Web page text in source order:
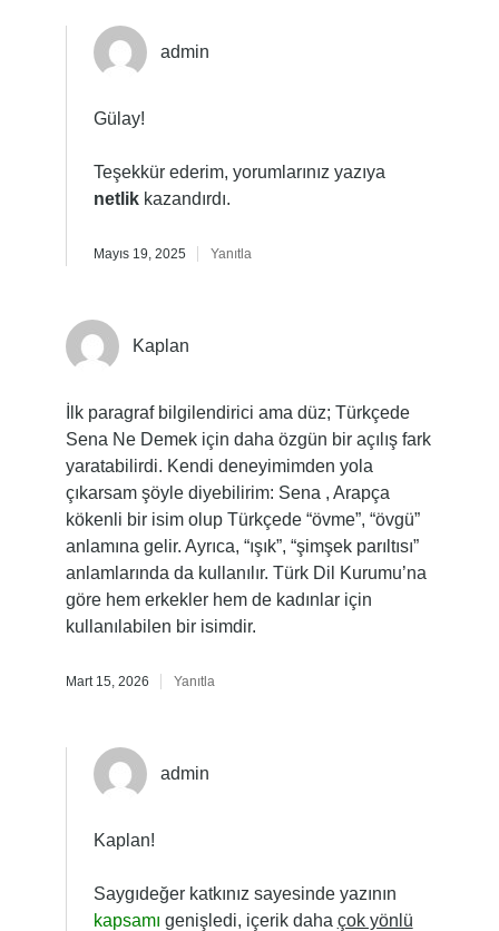
admin
Gülay!
Teşekkür ederim, yorumlarınız yazıya
netlikkazandırdı.
Mayıs 19, 2025 Yanıtla
Kaplan
İlk paragraf bilgilendirici ama düz; Türkçede
Sena Ne Demek için daha özgün bir açılış fark
yaratabilirdi. Kendi deneyimimden yola
çıkarsam şöyle diyebilirim: Sena , Arapça
kökenli bir isim olup Türkçede “övme”, “övgü”
anlamına gelir. Ayrıca, “ışık”, “şimşek parıltısı”
anlamlarında da kullanılır. Türk Dil Kurumu’na
göre hem erkekler hem de kadınlar için
kullanılabilen bir isimdir.
Mart 15, 2026 Yanıtla
admin
Kaplan!
Saygıdeğer katkınız sayesinde yazının
kapsamı genişledi, içerik daha çok yönlü